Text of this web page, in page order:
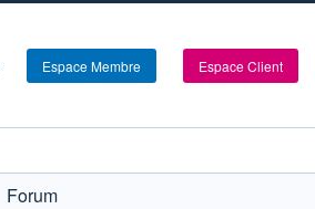
Espace Membre Espace Client
Forum